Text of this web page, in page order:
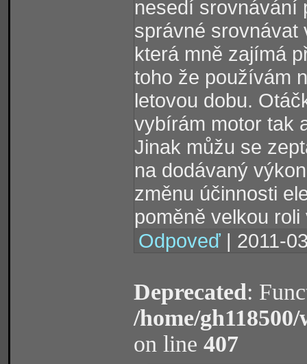
nesedí srovnávání
správné srovnávat
která mně zajímá
toho že používám
letovou dobu.
vybírám motor tak
Jinak můžu se
na dodávaný
změnu účinnosti
poměně velkou
Odpoveď | 2011-
Deprecated:
/home/
on line 407